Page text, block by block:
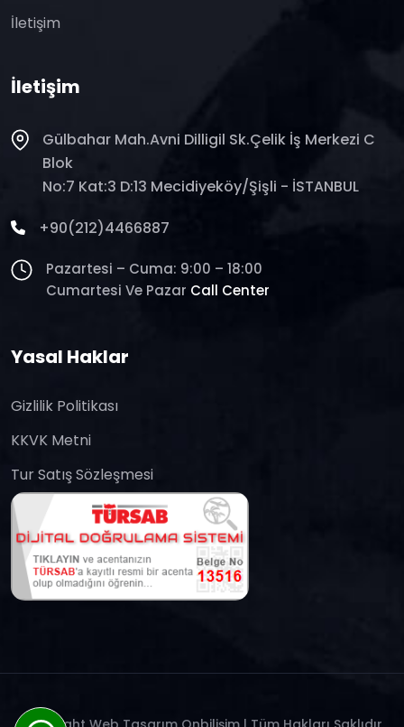
İletişim
İletişim
Gülbahar Mah.Avni Dilligil Sk.Çelik İş Merkezi C
Blok
No:7 Kat:3 D:13 Mecidiyeköy/Şişli - İSTANBUL
+90(212)4466887
Pazartesi – Cuma: 9:00 – 18:00
Cumartesi Ve Pazar Call Center
Yasal Haklar
Gizlilik Politikası
KKVK Metni
Tur Satış Sözleşmesi